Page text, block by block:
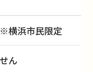
横浜市民限定
ん